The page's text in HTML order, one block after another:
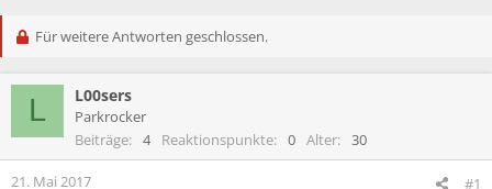
l
e
r
l
a
m
g
e
Für weitere Antworten geschlossen.
L L00sers
Parkrocker
Beiträge
4 Reaktionspunkte 0 Alter 30
21. Mai 2017 #1